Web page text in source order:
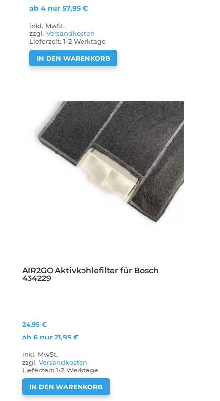
ab 4 nur 57,95 €
inkl. MwSt.
zzgl. Versandkosten
Lieferzeit: 1-2 Werktage
IN DEN WARENKORB
AIR2GO Aktivkohlefilter für Bosch
434229
24,95€
ab 6 nur21,95€
inkl. MwSt.
zzgl.Versandkosten
Lieferzeit:1-2 Werktage
IN DEN WARENKORB